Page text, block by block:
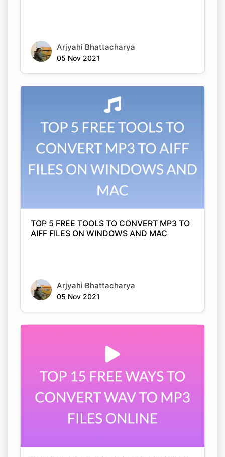
Arjyahi Bhattacharya
05 Nov 2021
TOP 5 FREE TOOLS TO CONVERT MP3 TO
AIFF FILES ON WINDOWS AND MAC
Arjyahi Bhattacharya
05 Nov 2021